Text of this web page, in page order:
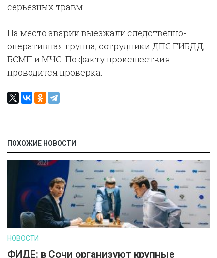
серьезных травм.
На место аварии выезжали следственно-
оперативная группа, сотрудники ДПС ГИБДД,
БСМП и МЧС. По факту происшествия
проводится проверка.
ПОХОЖИЕ НОВОСТИ
НОВОСТИ
ФИДЕ: в Сочи организуют крупные